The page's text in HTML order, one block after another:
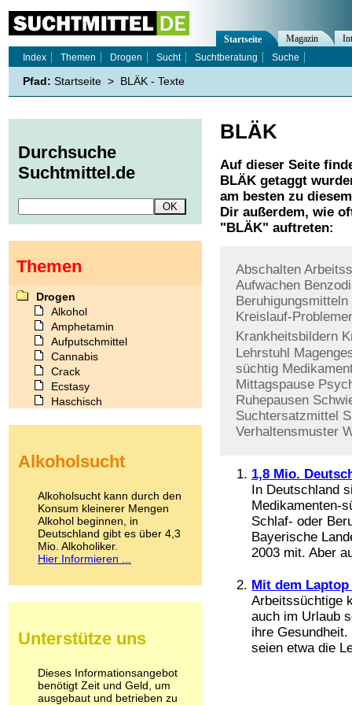
BLÄK
Auf dieser Seite
BLÄK getaggt
am besten zu
Dir außerdem, wie
" BLÄK" auftreten:
Abschalten
Aufwachen
Beruhigungsmitteln
Kreislauf-
Krankheitsbildern
Lehrstuhl
süchtig
Mittagspause
Ruhepausen
Suchtersatzmittel
Verhaltensmuster
1,8 Mio.
In Deutschland
Medikamenten-
Schlaf- oder
Bayerische
2003 mit. Aber
Mit dem
Arbeitssüchtige
auch im Urlaub
ihre
seien etwa die
Startseite Magazin
Index
Themen Drogen Sucht Suchtberatung Suche
Pfad: Startseite > BLÄK - Texte
Durchsuche
Suchtmittel.de
Themen
Drogen
Alkohol
Amphetamin
Aufputschmittel
Cannabis
Crack
Ecstasy
Haschisch
Kokain
LSD
Marihuana
Medikamente
Meskalin
Metamphetamin
Methadon
Pilze
Psychopharmaka
Schlafmittel
Schmerzmittel
Alkoholsucht
Alkoholsucht kann durch den
Konsum kleinerer Mengen
Alkohol beginnen, in
Deutschland gibt es über 4,3
Mio. Alkoholiker.
Hier Informieren ...
Unterstütze uns
Dieses Informationsangebot
benötigt Zeit und Geld, um
ausgebaut und betrieben zu